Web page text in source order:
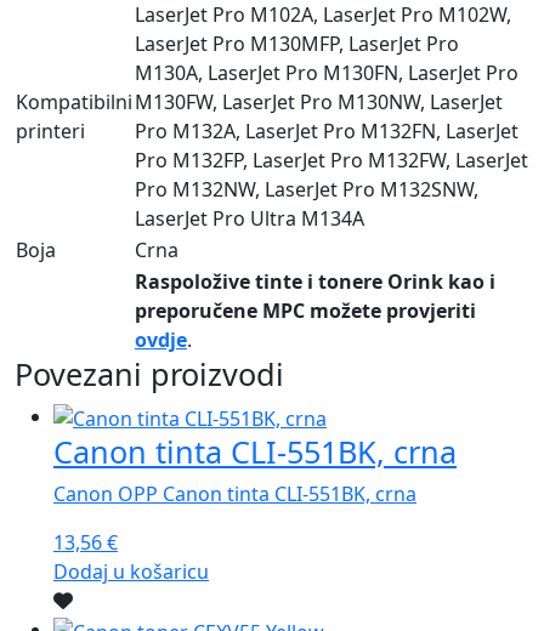
Kompatibilni
printeri
LaserJet Pro M102A, LaserJet Pro M102W,
LaserJet Pro M130MFP, LaserJet Pro
M130A, LaserJet Pro M130FN, LaserJet Pro
M130FW, LaserJet Pro M130NW, LaserJet
Pro M132A, LaserJet Pro M132FN, LaserJet
Pro M132FP, LaserJet Pro M132FW, LaserJet
Pro M132NW, LaserJet Pro M132SNW,
LaserJet Pro Ultra M134A
Boja
Crna
Raspoložive tinte i tonere Orink kao i
preporučene MPC možete provjeriti
ovdje.
Povezani proizvodi
Canon tinta CLI-551BK, crna
Canon OPP Canon tinta CLI-551BK, crna
13,56€
Dodaj u košaricu